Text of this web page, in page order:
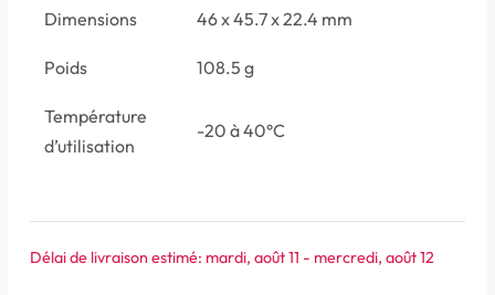
Dimensions 46 x 45.7 x 22.4 mm
Poids 108.5 g
Température
d’utilisation
-20 à 40°C
Délai de livraison estimé: mardi, août 11 - mercredi, août 12